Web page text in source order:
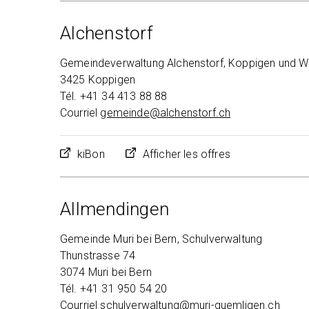
Alchenstorf
Gemeindeverwaltung Alchenstorf, Koppigen und
3425 Koppigen
Tél. +41 34 413 88 88
Courriel gemeinde@alchenstorf.ch
kiBon Afficher les offres
Allmendingen
Gemeinde Muri bei Bern, Schulverwaltung
Thunstrasse 74
3074 Muri bei Bern
Tél. +41 31 950 54 20
Courrielschulverwaltung@muri-guemligen.ch